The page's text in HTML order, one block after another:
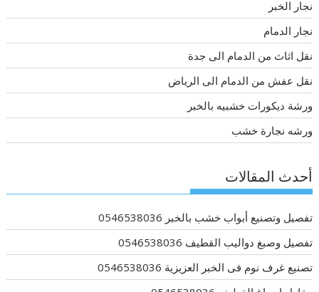
نجار الخبر
نجار الدمام
نقل اثاث من الدمام الى جدة
نقل عفش من الدمام الى الرياض
ورشة ديكورات خشبيه بالخبر
ورشه نجارة خشب
أحدث المقالات
تفصيل وتصنيع أبواب خشب بالخبر 0546538036
تفصيل وصبغ دواليب القطيف 0546538036
تصنيع غرف نوم فى الخبر العزيزية 0546538036